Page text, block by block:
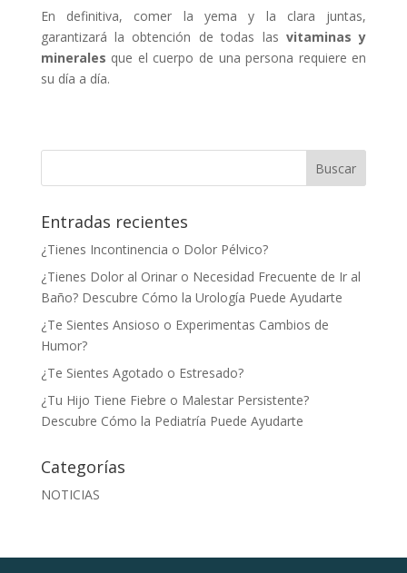
En definitiva, comer la yema y la clara juntas,
garantizará la obtención de todas las vitaminas y
minerales que el cuerpo de una persona requiere en
su día a día.
Entradas recientes
¿Tienes Incontinencia o Dolor Pélvico?
¿Tienes Dolor al Orinar o Necesidad Frecuente de Ir al
Baño? Descubre Cómo la Urología Puede Ayudarte
¿Te Sientes Ansioso o Experimentas Cambios de
Humor?
¿Te Sientes Agotado o Estresado?
¿Tu Hijo Tiene Fiebre o Malestar Persistente?
Descubre Cómo la Pediatría Puede Ayudarte
Categorías
NOTICIAS